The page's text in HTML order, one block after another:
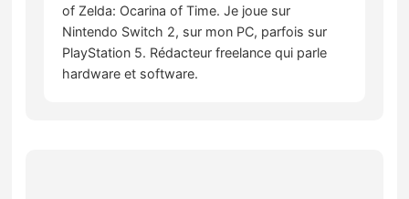
of Zelda: Ocarina of Time. Je joue sur
Nintendo Switch 2, sur mon PC, parfois sur
PlayStation 5. Rédacteur freelance qui parle
hardware et software.